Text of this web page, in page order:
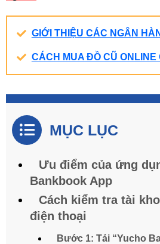
GIỚI THIỆU CÁC NGÂN
CÁCH MUA ĐỒ CŨ ONLINE
MỤC LỤC
Ưu điểm của ứng
Bankbook App
Cách kiểm tra tài
điện thoại
Bước 1: Tải “Yucho